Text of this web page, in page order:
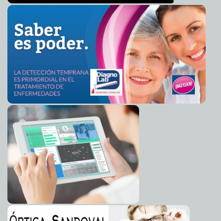
Nueva política social anuncia Santiago Creel en la
2012-01-09 10:55:48 "Los invito a sumar y a multiplicar por la unidad de
Acción Nacional": Santiago Creel Miranda A7
2012-01-09 10:43:57 "Yo sí tengo experiencia y estrategia para devolver la
paz a México": Santiago Creel A7
2012-01-09 10:14:33 Grupo homosexual de presión recibe fondos
principalmente de gobiernos Guillermo Barrera Fernandez
2012-01-09 09:56:03 Sedesol intensifica distribución de cobertores Guillermo
Barrera Fernandez
2012-01-09 09:10:58 Será un honor ser su diputado expresa el doctor
Manuel Díaz a panistas del poniente Guillermo Barrera Fernandez
2012-01-09 09:05:50 Putin revela que lo bautizaron en época de Stalin
2012-01-09 09:02:46 EE. UU. expulsa a espía de Hugo Chávez
2012-01-09 08:59:55 Bioseguridad: piden censurar investigaciones sobre el
H5N1 A7
2012-01-09 08:55:55 Miedo de que Irán cierre el Estrecho de Ormuz
2012-01-09 08:06:44 Devolverle la credibilidad a la política, mi meta: Salvador
Vitelli Macías Guillermo Barrera Fernandez
2012-01-08 09:46:11 Presidenta de Argentina no tiene cáncer A7
2012-01-08 09:43:00 Asia-Pacífico, prioridad militar para EE. UU. A7